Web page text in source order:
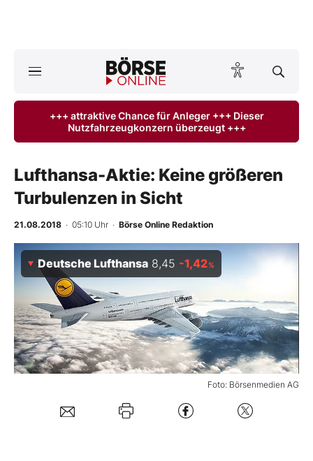
ktuelle Ausgabe BÖRSE ONLINE lesen
Anlageprodukte
Finanz-Check
BO-Musterdepots
Experten
Mein B:O
+++ attraktive Chance für Anleger +++ Dieser
Nutzfahrzeugkonzern überzeugt +++
Lufthansa-Aktie: Keine größeren
Turbulenzen in Sicht
21.08.2018 · 05:10 Uhr · Börse Online Redaktion
Foto: Börsenmedien AG
Deutsche Lufthansa 8,45 -1,42%